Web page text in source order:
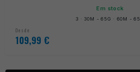
Em stock
3 · 30M - 65G · 60M -
Desde
109,99 €